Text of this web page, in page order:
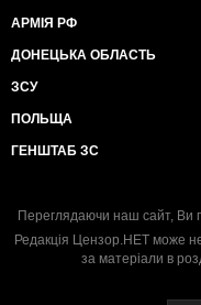
АРМІЯ РФ
ДОНЕЦЬКА ОБЛАСТЬ
ЗСУ
ПОЛЬЩА
ГЕНШТАБ ЗС
Переглядаючи наш сайт, Ви
Редакція Цензор.НЕТ може не
за матеріали в